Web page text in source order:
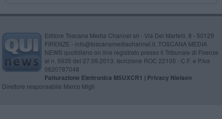
Editore Toscana Media Channel srl - Via Dei Martelli, 8 - 50129
FIRENZE - info@toscanamediachannel.it. TOSCANA MEDIA
NEWS quotidiano on line registrato presso il Tribunale di Firenze
al n. 5935 del 27.09.2013. Iscrizione ROC 22105 - C.F. e P.Iva
0620787048
Fatturazione Elettronica M5UXCR1 | Privacy Nielsen
Direttore responsabile Marco Migli